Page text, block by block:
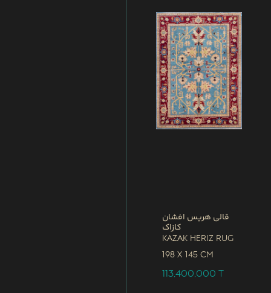
قالی هریس افشان
کازاک
Kazak Heriz Rug
198 x 145 CM
113,400,000T